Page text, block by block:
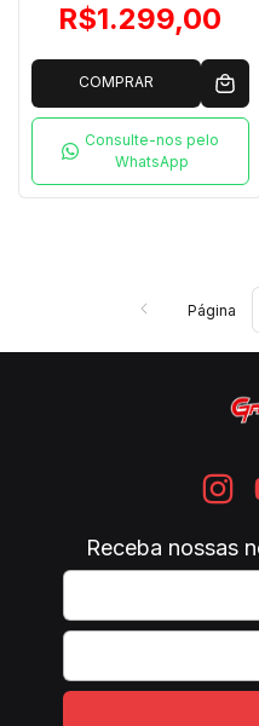
R$1.299,00
COMPRAR
Consulte-nos pelo
WhatsApp
Página
Receba nossas